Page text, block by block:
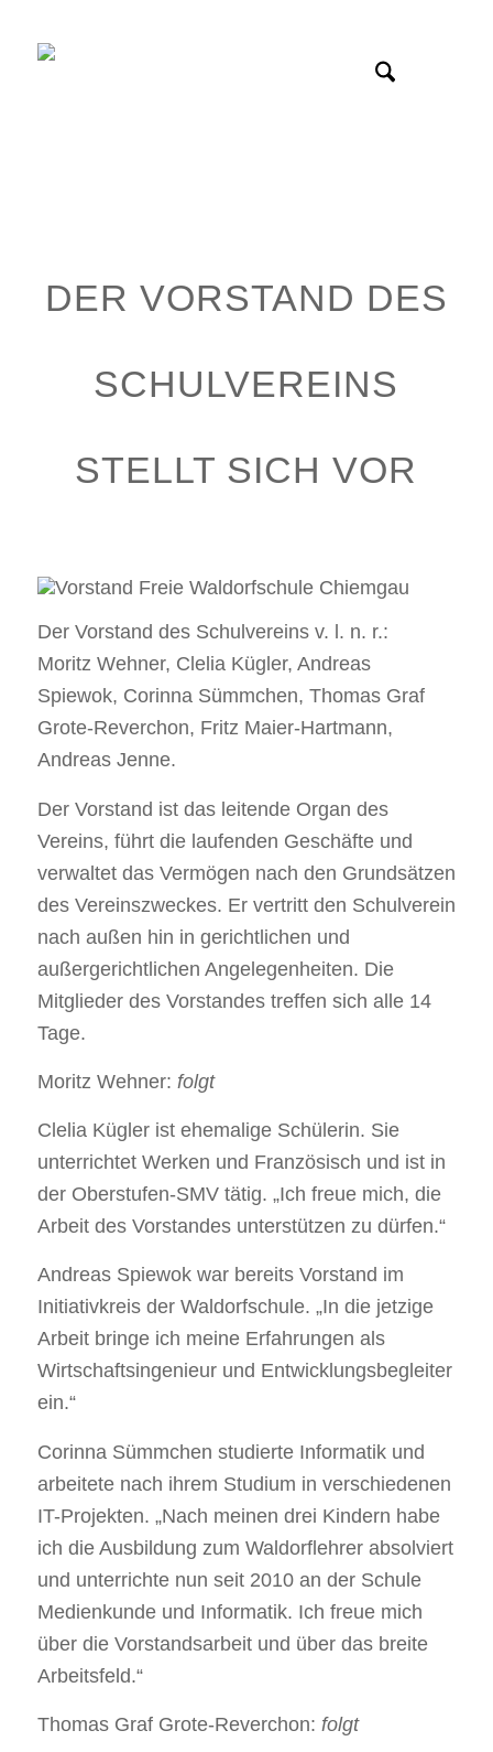
DER VORSTAND DES
SCHULVEREINS
STELLT SICH VOR
Der Vorstand des Schulvereins v. l. n. r.:
Moritz Wehner, Clelia Kügler, Andreas
Spiewok, Corinna Sümmchen, Thomas Graf
Grote-Reverchon, Fritz Maier-Hartmann,
Andreas Jenne.
Der Vorstand ist das leitende Organ des
Vereins, führt die laufenden Geschäfte und
verwaltet das Vermögen nach den Grundsätzen
des Vereinszweckes. Er vertritt den Schulverein
nach außen hin in gerichtlichen und
außergerichtlichen Angelegenheiten. Die
Mitglieder des Vorstandes treffen sich alle 14
Tage.
Moritz Wehner: folgt
Clelia Kügler ist ehemalige Schülerin. Sie
unterrichtet Werken und Französisch und ist in
der Oberstufen-SMV tätig. „Ich freue mich, die
Arbeit des Vorstandes unterstützen zu dürfen.“
Andreas Spiewok war bereits Vorstand im
Initiativkreis der Waldorfschule. „In die jetzige
Arbeit bringe ich meine Erfahrungen als
Wirtschaftsingenieur und Entwicklungsbegleiter
ein.“
Corinna Sümmchen studierte Informatik und
arbeitete nach ihrem Studium in verschiedenen
IT-Projekten. „Nach meinen drei Kindern habe
ich die Ausbildung zum Waldorflehrer absolviert
und unterrichte nun seit 2010 an der Schule
Medienkunde und Informatik. Ich freue mich
über die Vorstandsarbeit und über das breite
Arbeitsfeld.“
Thomas Graf Grote-Reverchon: folgt